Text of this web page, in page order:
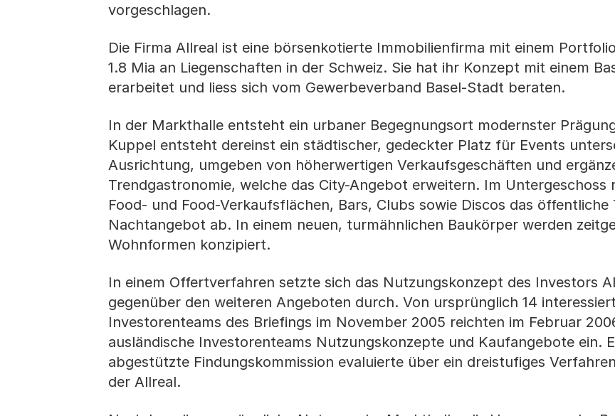
vorgeschlagen.
Die Firma Allreal ist eine börsenkotierte Immobilienfirma mit einem
1.8 Mia an Liegenschaften in der Schweiz. Sie hat ihr Konzept mit einem
erarbeitet und liess sich vom Gewerbeverband Basel-Stadt beraten.
In der Markthalle entsteht ein urbaner Begegnungsort modernster
Kuppel entsteht dereinst ein städtischer, gedeckter Platz für Events
Ausrichtung, umgeben von höherwertigen Verkaufsgeschäften und
Trendgastronomie, welche das City-Angebot erweitern. Im Untergeschoss
Food- und Food-Verkaufsflächen, Bars, Clubs sowie Discos das öffentliche
Nachtangebot ab. In einem neuen, turmähnlichen Baukörper werden
Wohnformen konzipiert.
In einem Offertverfahren setzte sich das Nutzungskonzept des Investors
gegenüber den weiteren Angeboten durch. Von ursprünglich 14
Investorenteams des Briefings im November 2005 reichten im Februar
ausländische Investorenteams Nutzungskonzepte und Kaufangebote ein.
abgestützte Findungskommission evaluierte über ein dreistufiges
der Allreal.